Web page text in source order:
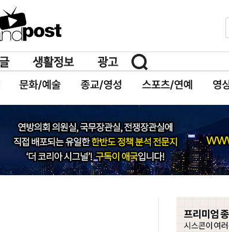
문화/예술 종교/영성 스포츠/연예 영